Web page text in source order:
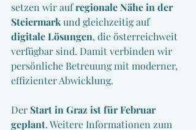
setzen wir auf regionale Nähe in der
Steiermark und gleichzeitig auf
digitale Lösungen, die österreichweit
verfügbar sind. Damit verbinden wir
persönliche Betreuung mit moderner,
effizienter Abwicklung.
Der Start in Graz ist für Februar
geplant. Weitere Informationen zum